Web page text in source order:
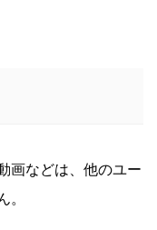
画などは、他のユー
。